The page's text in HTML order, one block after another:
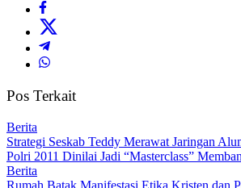
Pos Terkait
Berita
Strategi Seskab Teddy Merawat Jaringan
Polri 2011 Dinilai Jadi “Masterclass”
Berita
Rumah Batak Manifestasi Etika Kristen dan